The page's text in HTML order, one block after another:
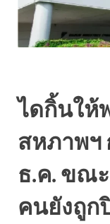
ไดกิ้นให้
สหภาพฯ
ธ.ค. ขณ
คนยังถูก